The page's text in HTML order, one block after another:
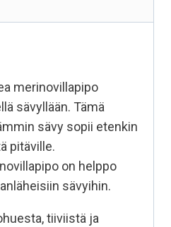
merinovillapipo
sävyllään. Tämä
sävy sopii etenkin
pitäville.
on helppo
sävyihin.
tiiviistä ja